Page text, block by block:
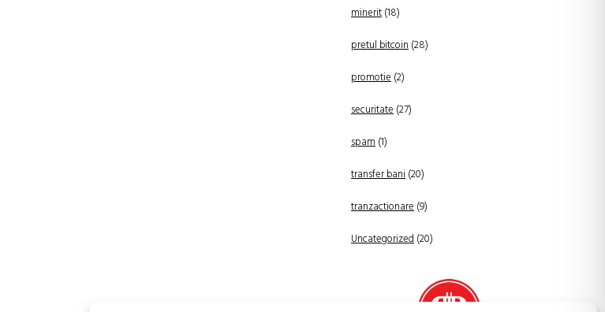
minerit(18)
pretul bitcoin(28)
promotie(2)
securitate(27)
spam(1)
transfer bani(20)
tranzactionare(9)
Uncategorized(20)